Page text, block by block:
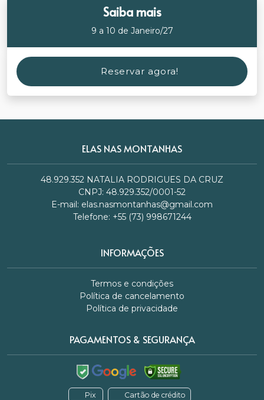
Saiba mais
9 a 10 de Janeiro/27
Reservar agora!
ELAS NAS MONTANHAS
48.929.352 NATALIA RODRIGUES DA CRUZ
CNPJ: 48.929.352/0001-52
E-mail: elas.nasmontanhas@gmail.com
Telefone: +55 (73) 998671244
INFORMAÇÕES
Termos e condições
Política de cancelamento
Política de privacidade
PAGAMENTOS & SEGURANÇA
Pix Cartão de crédito